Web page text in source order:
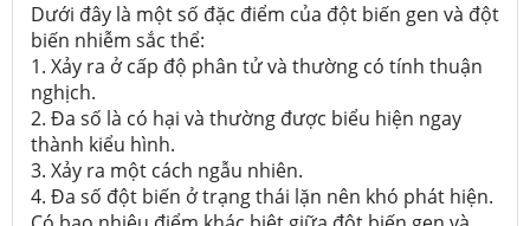
Dưới đây là một số đặc điểm của đột biến gen và đột
biến nhiễm sắc thể:
1. Xảy ra ở cấp độ phân tử và thường có tính thuận
nghịch.
2. Đa số là có hại và thường được biểu hiện ngay
thành kiểu hình.
3. Xảy ra một cách ngẫu nhiên.
4. Đa số đột biến ở trạng thái lặn nên khó phát hiện.